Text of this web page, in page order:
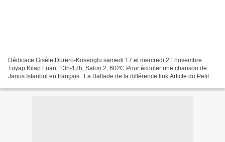
Dédicace Gisèle Durero-Köseoglu samedi 17 et mercredi 21 novembre
Tüyap Kitap Fuarı, 13h-17h, Salon 2, 602C Pour écouter une chanson de
Janus Istanbul en français : La Ballade de la différence link Article du Petit